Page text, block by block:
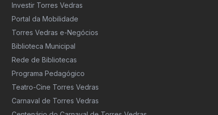
Investir Torres Vedras
Portal da Mobilidade
Torres Vedras e-Negócios
Biblioteca Municipal
Rede de Bibliotecas
Programa Pedagógico
Teatro-Cine Torres Vedras
Carnaval de Torres Vedras